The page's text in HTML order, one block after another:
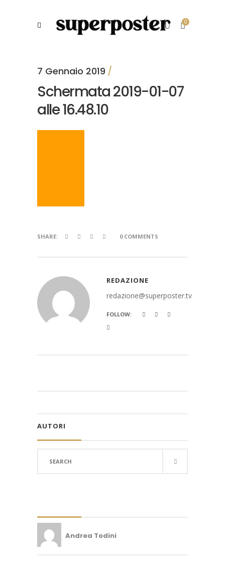
0
7 Gennaio 2019
Schermata 2019-01-07
alle 16.48.10
SHARE: 0 COMMENTS
REDAZIONE
redazione@superposter.tv
FOLLOW:
AUTORI
Andrea Todini